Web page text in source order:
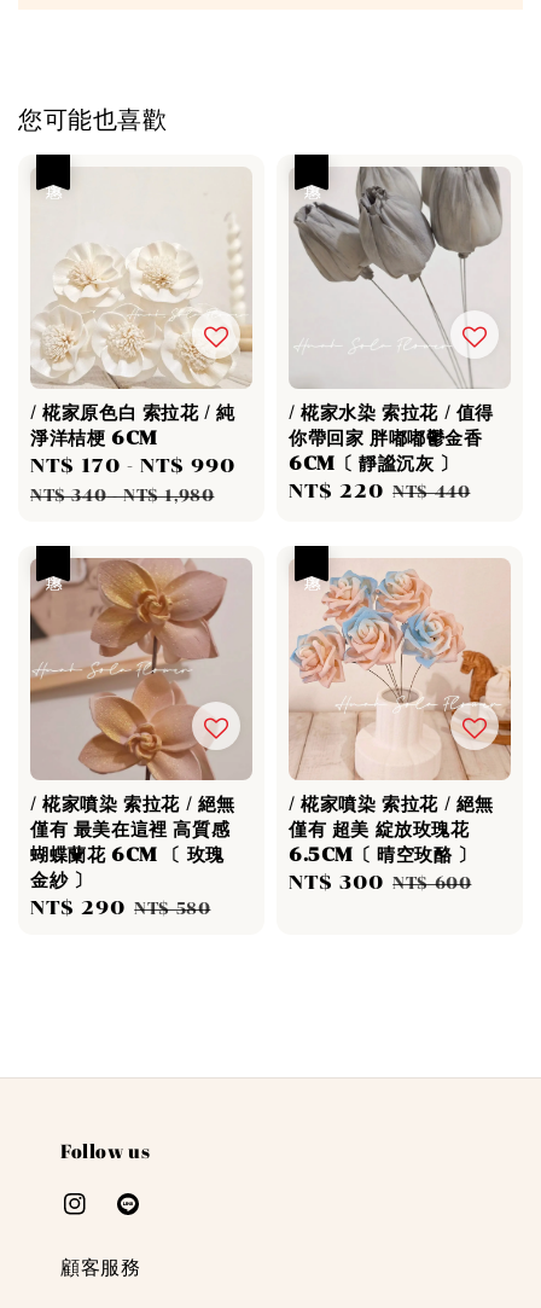
您可能也喜歡
/ 椛家原色白 索拉花 / 純
淨洋桔梗 6CM
Sale
price
NT$ 170 -NT$ 990
Regular
price
NT$ 340-NT$ 1,980
/ 椛家水染 索拉花 / 值得
你帶回家 胖嘟嘟鬱金香
6CM〔 靜謐沉灰 〕
Sale
NT$ 220 Regular
NT$ 440
/ 椛家噴染 索拉花 / 絕無
僅有 最美在這裡 高質感
蝴蝶蘭花 6CM 〔 玫瑰
金紗 〕
Sale
NT$ 290 Regular
NT$ 580
/ 椛家噴染 索拉花 / 絕無
僅有 超美 綻放玫瑰花
6.5CM〔 晴空玫酪 〕
Sale
NT$ 300 Regular
NT$ 600
Follow us
顧客服務